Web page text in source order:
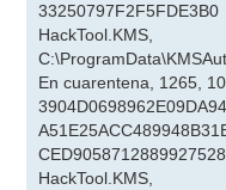
33250797F2F5FDE3B0
HackTool.KMS,
En cuarentena, 1265,
HackTool.KMS,